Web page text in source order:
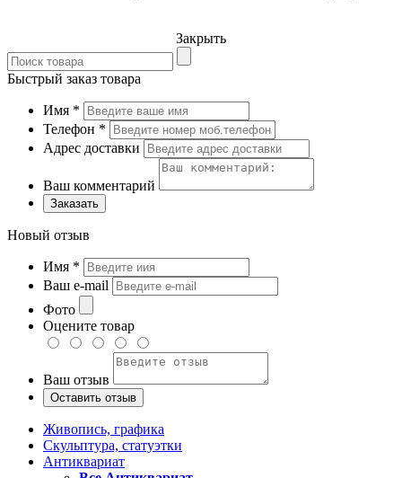
Закрыть
Быстрый заказ товара
Имя *
Телефон *
Адрес доставки
Ваш комментарий
Заказать
Новый отзыв
Имя *
Ваш e-mail
Фото
Оцените товар
Ваш отзыв
Живопись, графика
Скульптура, статуэтки
Антиквариат